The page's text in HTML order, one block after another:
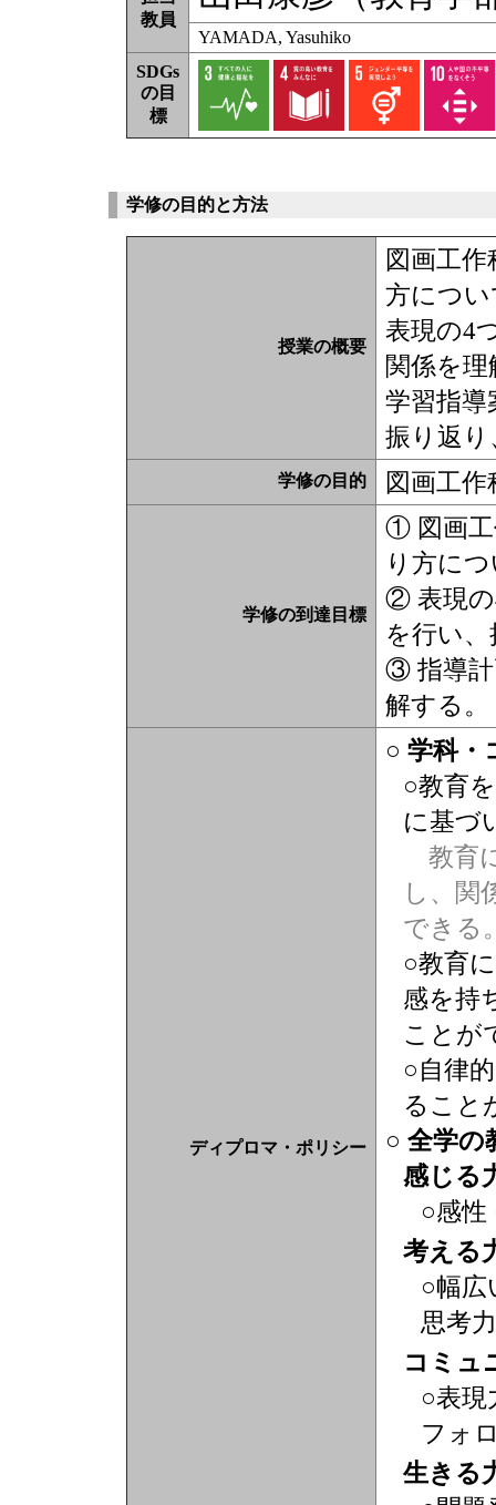
教員
YAMADA, Yasuhiko
SDGs
の目
標
学修の目的と方法
授業の概要
図画工
方につ
表現の4
関係を
学習指導
振り返
学修の目的 図画工
学修の到達目標
① 図画工
り方に
② 表現の
を行い
③ 指導計
解する。
ディプロマ・ポリシー
○ 学科・
○教育
に基づ
教育
し、関
できる
○教育
感を持
ことが
○自律
ること
○ 全学の
感じる
○感性
考える
○幅広
思考力
コミュ
○表現
フォ
生きる